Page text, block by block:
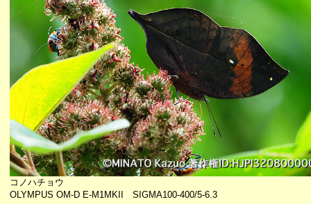
コノハチョウ
OLYMPUS OM-D E-M1MKII SIGMA100-400/5-6.3